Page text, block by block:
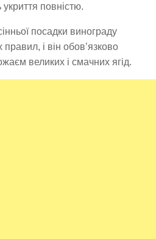
укриття повністю.
посадки винограду
і він обов’язково
великих і смачних ягід.